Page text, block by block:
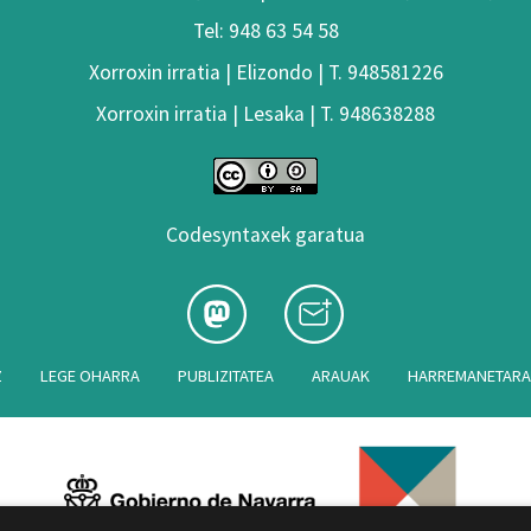
Tel: 948 63 54 58
Xorroxin irratia | Elizondo | T. 948581226
Xorroxin irratia | Lesaka | T. 948638288
Codesyntaxek garatua
LEGE OHARRA PUBLIZITATEA ARAUAK